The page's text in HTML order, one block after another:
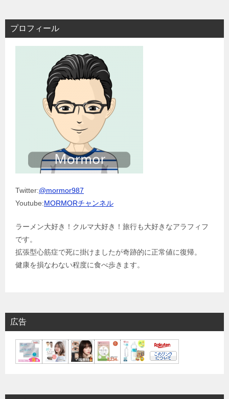
プロフィール
Twitter:@mormor987
Youtube:MORMORチャンネル
ラーメン大好き！クルマ大好き！旅行も大好きなアラフィフ
です。
拡張型心筋症で死に掛けましたが奇跡的に正常値に復帰。
健康を損なわない程度に食べ歩きます。
広告